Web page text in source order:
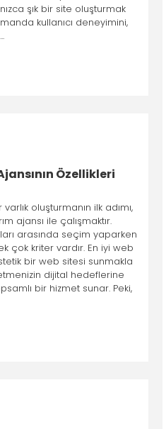
şık bir site oluşturmak
kullanıcı deneyimini,
Özellikleri
oluşturmanın ilk adımı,
ajansı ile çalışmaktır.
arasında seçim yaparken
çok kriter vardır. En iyi web
bir web sitesi sunmakla
dijital hedeflerine
bir hizmet sunar. Peki,